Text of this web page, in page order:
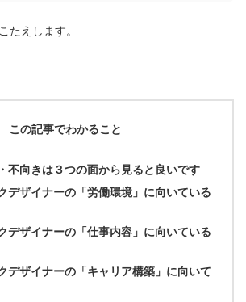
たえします。
この記事でわかること
不向きは３つの面から見ると良いです
デザイナーの「労働環境」に向いている
デザイナーの「仕事内容」に向いている
デザイナーの「キャリア構築」に向いて